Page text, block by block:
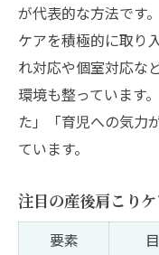
が代表的な方法です
ケアを積極的に取り
れ対応や個室対応な
環境も整っています
た」「育児への気力
ています。
注目の産後肩こり
要素